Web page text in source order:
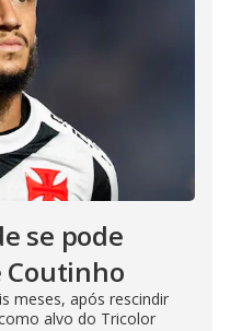
se pode
meses, após rescindir
alvo do Tricolor